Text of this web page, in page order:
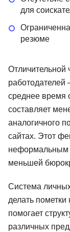
для
резюме
Отличительной
работодателей
среднее время
составляет
аналогичного
сайтах. Этот
неформальным
меньшей
Система
делать
помогает
различных